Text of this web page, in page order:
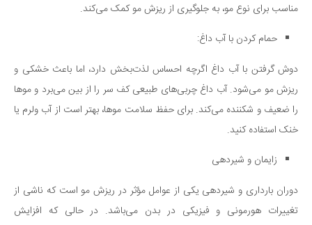
مناسب برای نوع مو، به جلوگیری از ریزش مو کمک می‌کند.
حمام کردن با آب داغ:
دوش گرفتن با آب داغ اگرچه احساس لذت‌بخش دارد، اما باعث خشکی و
ریزش مو می‌شود. آب داغ چربی‌های طبیعی کف سر را از بین می‌برد و موها
را ضعیف و شکننده می‌کند. برای حفظ سلامت موها، بهتر است از آب ولرم یا
خنک استفاده کنید.
زایمان و شیردهی
دوران بارداری و شیردهی یکی از عوامل مؤثر در ریزش مو است که ناشی از
تغییرات هورمونی و فیزیکی در بدن می‌باشد. در حالی که افزایش